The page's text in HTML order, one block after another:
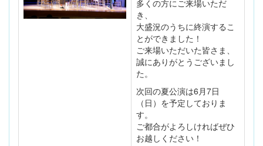
多くの方にご来場いただ
き、
大盛況のうちに終演するこ
とができました！
ご来場いただいた皆さま、
誠にありがとうございまし
た。
次回の夏公演は6月7日
（日）を予定しておりま
す。
ご都合がよろしければぜひ
お越しください！